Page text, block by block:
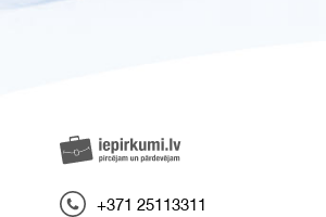
+371 25113311